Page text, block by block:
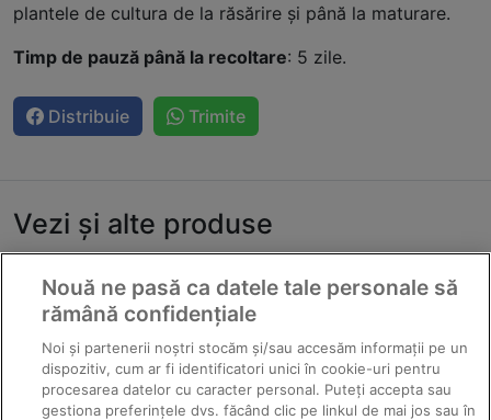
plantele de cultura de la răsărire şi până la maturare.
Timp de pauză până la recoltare: 5 zile.
Distribuie Trimite
Vezi și alte produse
Nouă ne pasă ca datele tale personale să
rămână confidențiale
Noi și partenerii noștri stocăm și/sau accesăm informații pe un
dispozitiv, cum ar fi identificatori unici în cookie-uri pentru
procesarea datelor cu caracter personal. Puteți accepta sau
gestiona preferințele dvs. făcând clic pe linkul de mai jos sau în